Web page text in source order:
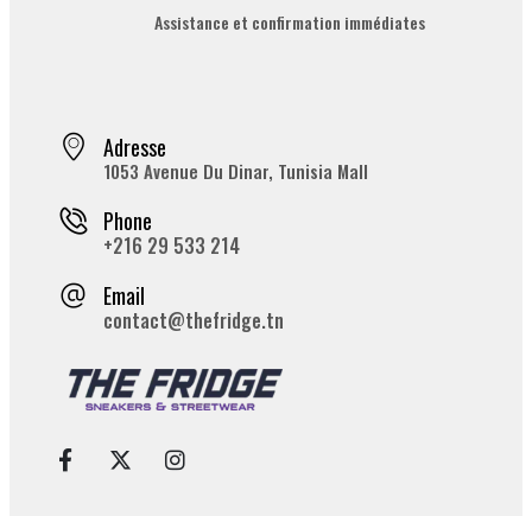
Assistance et confirmation immédiates
Adresse
1053 Avenue Du Dinar, Tunisia Mall
Phone
+216 29 533 214
Email
contact@thefridge.tn